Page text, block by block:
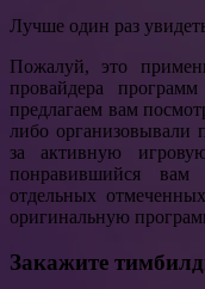
Лучше один раз
Пожалуй, это
провайдера
предлагаем вам
либо организовывали
за активную
понравившийся
отдельных
оригинальную
Закажите